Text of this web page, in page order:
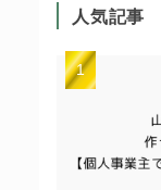
人気記事